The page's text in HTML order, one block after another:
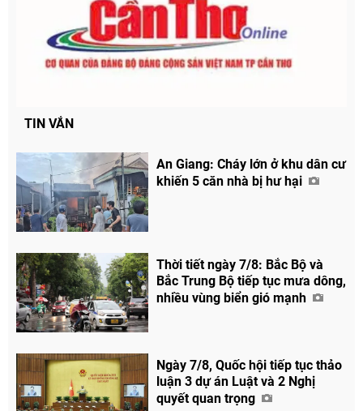
Facebook
TIN VẮN
An Giang: Cháy lớn ở khu dân cư
khiến 5 căn nhà bị hư hại
Thời tiết ngày 7/8: Bắc Bộ và
Bắc Trung Bộ tiếp tục mưa dông,
nhiều vùng biển gió mạnh
Ngày 7/8, Quốc hội tiếp tục thảo
luận 3 dự án Luật và 2 Nghị
quyết quan trọng